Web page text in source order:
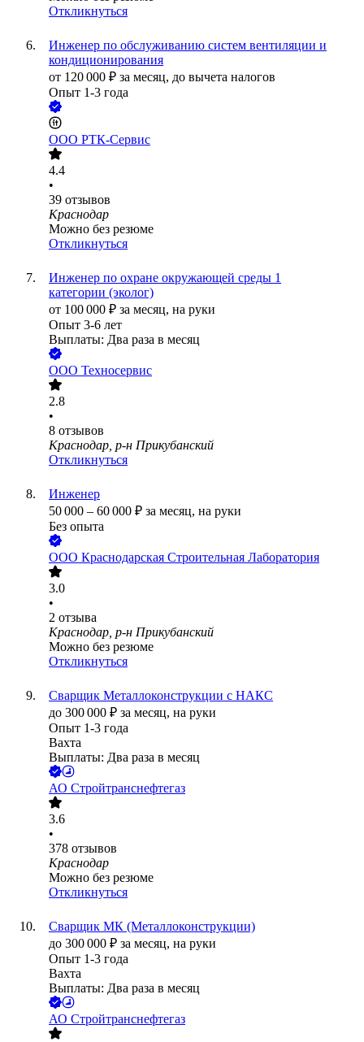
Откликнуться
Инженер по обслуживанию систем вентиляции и
кондиционирования
от 120 000 ₽ за месяц, до вычета налогов
Опыт 1-3 года
ООО РТК-Сервис
4.4
•
39 отзывов
Краснодар
Можно без резюме
Откликнуться
Инженер по охране окружающей среды 1
категории (эколог)
от 100 000 ₽ за месяц, на руки
Опыт 3-6 лет
Выплаты: Два раза в месяц
ООО Техносервис
2.8
•
8 отзывов
Краснодар, р-н Прикубанский
Откликнуться
Инженер
50 000 – 60 000 ₽ за месяц, на руки
Без опыта
ООО Краснодарская Строительная Лаборатория
3.0
•
2 отзыва
Краснодар, р-н Прикубанский
Можно без резюме
Откликнуться
Сварщик Металлоконструкции с НАКС
до 300 000 ₽ за месяц, на руки
Опыт 1-3 года
Вахта
Выплаты: Два раза в месяц
АО Стройтранснефтегаз
3.6
•
378 отзывов
Краснодар
Можно без резюме
Откликнуться
Сварщик МК (Металлоконструкции)
до 300 000 ₽ за месяц, на руки
Опыт 1-3 года
Вахта
Выплаты: Два раза в месяц
АО Стройтранснефтегаз